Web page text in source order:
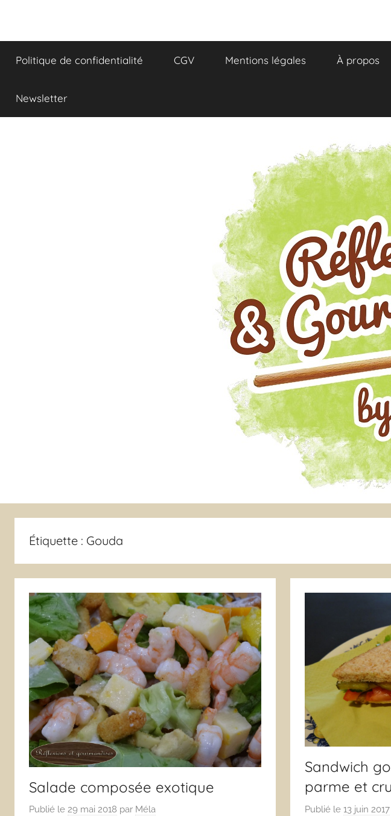
contenu
Réflexions
et
Gourmandises
Politique de confidentialité CGV Mentions légales À propos
Newsletter
Étiquette : Gouda
Salade composée exotique
Publié le 29 mai 2018 par Méla
Sandwich
parme et
Publié le13 juin 2017